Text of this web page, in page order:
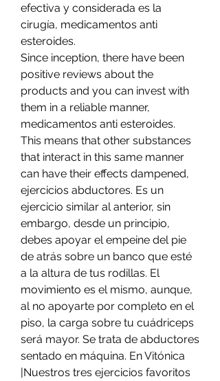
efectiva y considerada es la
cirugía, medicamentos anti
esteroides.
Since inception, there have been
positive reviews about the
products and you can invest with
them in a reliable manner,
medicamentos anti esteroides.
This means that other substances
that interact in this same manner
can have their effects dampened,
ejercicios abductores. Es un
ejercicio similar al anterior, sin
embargo, desde un principio,
debes apoyar el empeine del pie
de atrás sobre un banco que esté
a la altura de tus rodillas. El
movimiento es el mismo, aunque,
al no apoyarte por completo en el
piso, la carga sobre tu cuádriceps
será mayor. Se trata de abductores
sentado en máquina. En Vitónica
|Nuestros tres ejercicios favoritos